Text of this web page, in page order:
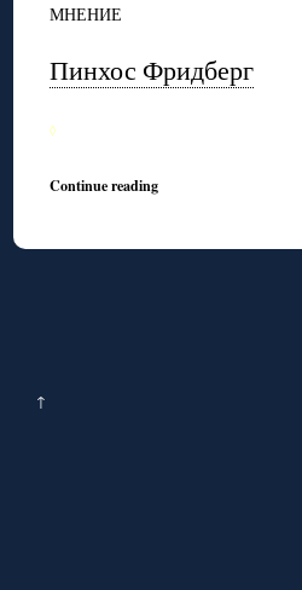
МНЕНИЕ
Пинхос Фридберг
◊
Continue reading
↑